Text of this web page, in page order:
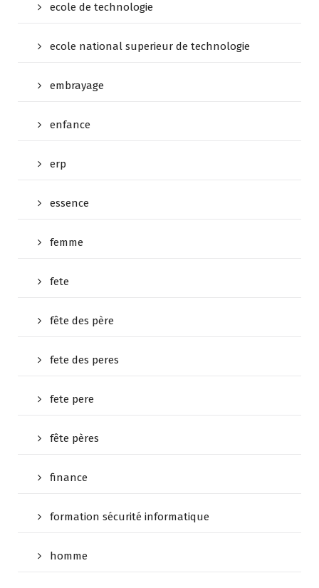
ecole de technologie
ecole national superieur de technologie
embrayage
enfance
erp
essence
femme
fete
fête des père
fete des peres
fete pere
fête pères
finance
formation sécurité informatique
homme